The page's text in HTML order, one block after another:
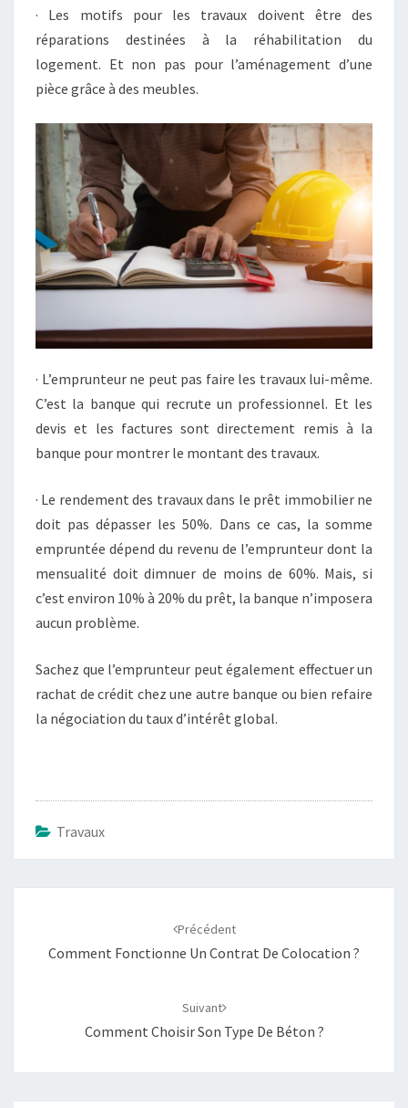
· Les motifs pour les travaux doivent être des
réparations destinées à la réhabilitation du
logement. Et non pas pour l’aménagement d’une
pièce grâce à des meubles.
· L’emprunteur ne peut pas faire les travaux lui-même.
C’est la banque qui recrute un professionnel. Et les
devis et les factures sont directement remis à la
banque pour montrer le montant des travaux.
· Le rendement des travaux dans le prêt immobilier ne
doit pas dépasser les 50%. Dans ce cas, la somme
empruntée dépend du revenu de l’emprunteur dont la
mensualité doit dimnuer de moins de 60%. Mais, si
c’est environ 10% à 20% du prêt, la banque n’imposera
aucun problème.
Sachez que l’emprunteur peut également effectuer un
rachat de crédit chez une autre banque ou bien refaire
la négociation du taux d’intérêt global.
Travaux
Précédent
Comment Fonctionne Un Contrat De Colocation ?
Suivant
Comment Choisir Son Type De Béton ?